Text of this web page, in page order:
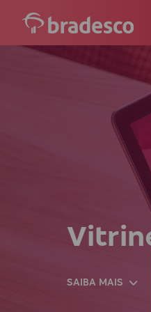
SAIBA MAIS